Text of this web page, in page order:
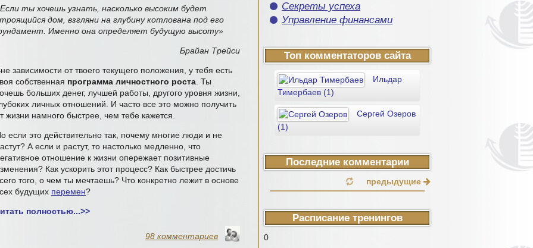
ты хочешь узнать, насколько высоким будет
дом, взгляни на глубину котлована под его
Именно она определяет будущую высоту»
Брайан Трейси
зависимости от твоего текущего положения, у тебя есть
собственная программа личностного роста. Ты
больших денег, лучшей работы, другого уровня жизни,
личных отношений. И часто все это можно получить
жизни намного быстрее, чем тебе кажется.
если это действительно так, почему многие люди и не
А если и растут, то настолько медленно, что
отношение к жизни опережает позитивные
Как ускорить этот процесс? Как быстрее достичь
того, о чем ты мечтаешь? Что конкретно лежит в основе
будущих перемен?
полностью...>>
98 комментариев
Секреты успеха
Управление финансами
Топ комментаторов сайта
Ильдар
Тимербаев (1)
Сергей Озеров
(1)
Последние комментарии
предыдущие
Расписание тренингов
0